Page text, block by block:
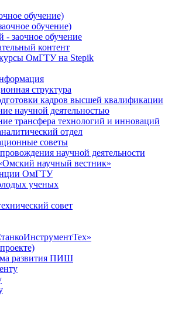
обучение)
обучение)
- заочное обучение
контент
ОмГТУ на Stepik
структура
кадров высшей квалификации
научной деятельностью
трансфера технологий и инноваций
отдел
советы
научной деятельности
научный вестник»
ОмГТУ
ученых
совет
развития ПИШ